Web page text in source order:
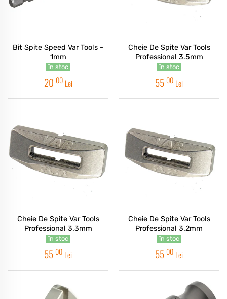
Bit Spite Speed Var Tools -
1mm
în stoc
20 00 Lei
Cheie De Spite Var Tools
Professional 3.5mm
în stoc
55 00 Lei
Cheie De Spite Var Tools
Professional 3.3mm
în stoc
55 00 Lei
Cheie De Spite Var Tools
Professional 3.2mm
în stoc
55 00 Lei